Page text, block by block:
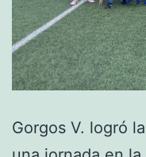
Gorgos V. logró